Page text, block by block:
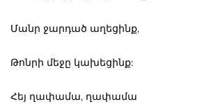
Մանր ջարդած աղեցինք,
Թոնրի մեջը կախեցինք:
Հեյ ղափամա, ղափամա